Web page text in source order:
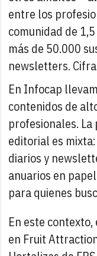
entre los
comunidad de
más de 50.000
newsletters.
En Infocap
contenidos de
profesionales.
editorial es
diarios y
anuarios en
para quienes
En este
en Fruit